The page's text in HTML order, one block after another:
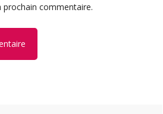
commentaire.